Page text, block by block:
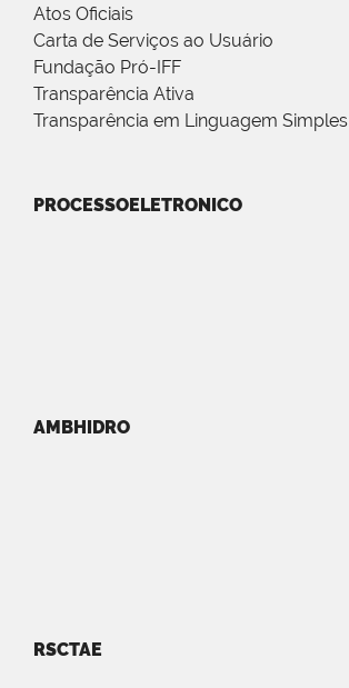
Atos Oficiais
Carta de Serviços ao Usuário
Fundação Pró-IFF
Transparência Ativa
Transparência em Linguagem Simples
PROCESSOELETRONICO
AMBHIDRO
RSCTAE